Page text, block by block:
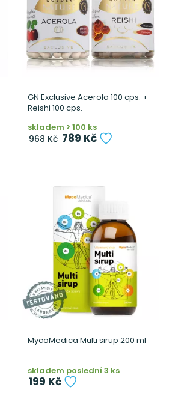
GN Exclusive Acerola 100 cps. +
Reishi 100 cps.
skladem > 100 ks
968 Kč 789 Kč
MycoMedica Multi sirup 200 ml
skladem poslední 3 ks
199 Kč